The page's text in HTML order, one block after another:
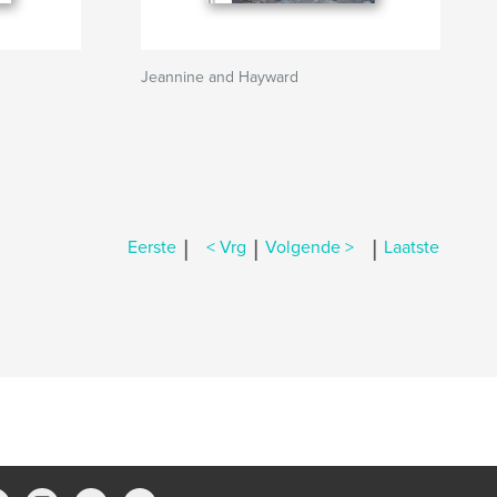
Jeannine and Hayward
Eerste | < Vrg | Volgende > | Laatste